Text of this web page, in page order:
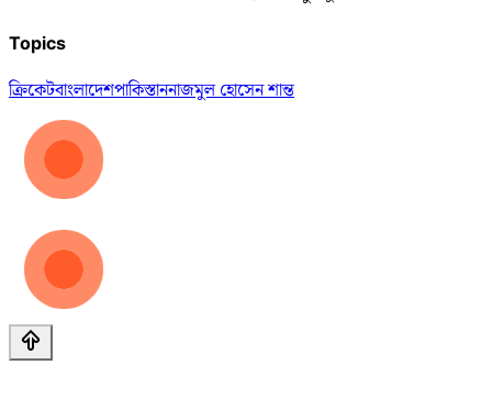
Topics
ক্রিকেটবাংলাদেশপাকিস্তাননাজমুল হোসেন শান্ত